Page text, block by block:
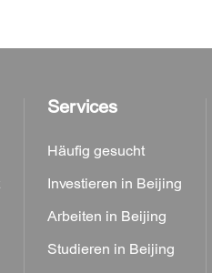
Services
Häufig gesucht
Investieren in Beijing
Arbeiten in Beijing
Studieren in Beijing